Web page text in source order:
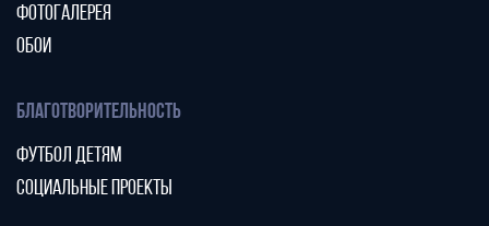
ФОТОГАЛЕРЕЯ
ОБОИ
БЛАГОТВОРИТЕЛЬНОСТЬ
ФУТБОЛ ДЕТЯМ
СОЦИАЛЬНЫЕ ПРОЕКТЫ